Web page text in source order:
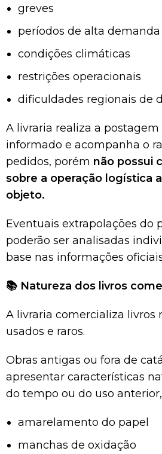
greves
períodos de alta demanda
condições climáticas
restrições operacionais
dificuldades regionais de
A livraria realiza a
informado e acompanha o
pedidos, porém não possui
sobre a operação logística
objeto.
Eventuais extrapolações do
poderão ser analisadas
base nas informações
📚 Natureza dos livros
A livraria comercializa livros
usados e raros.
Obras antigas ou fora de
apresentar características
do tempo ou do uso
amarelamento do papel
manchas de oxidação